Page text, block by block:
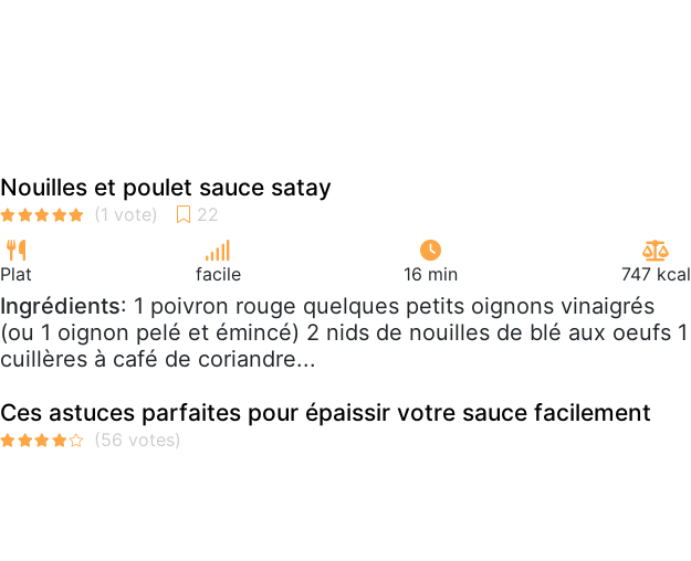
Nouilles et poulet sauce satay
Plat facile 16 min 747 kcal
Ingrédients: 1 poivron rouge quelques petits oignons vinaigrés
(ou 1 oignon pelé et émincé) 2 nids de nouilles de blé aux oeufs 1
cuillères à café de coriandre...
Ces astuces parfaites pour épaissir votre sauce facilement